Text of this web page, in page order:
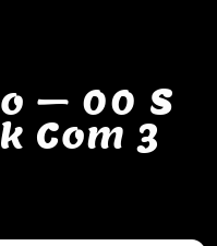
o – 00 S
k Com 3